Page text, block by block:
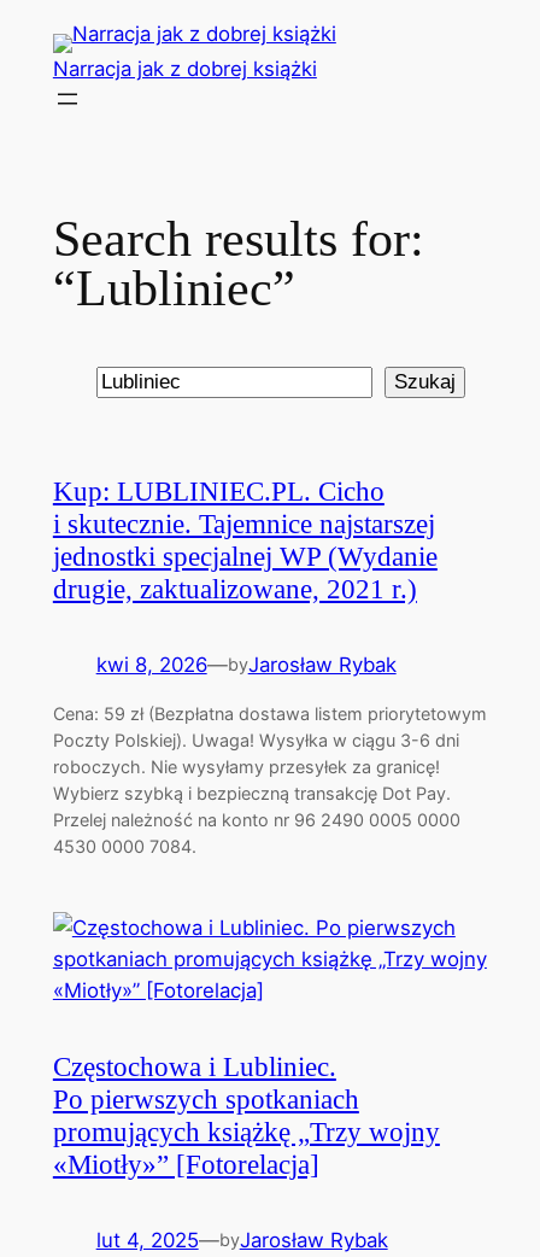
Przejdź
treści
Narracja jak z dobrej książki
Search results for:
“Lubliniec”
Szukaj Szukaj
Kup: LUBLINIEC.PL. Cicho
i skutecznie. Tajemnice najstarszej
jednostki specjalnej WP (Wydanie
drugie, zaktualizowane, 2021 r.)
kwi 8, 2026—byJarosław Rybak
Cena: 59 zł (Bezpłatna dostawa listem priorytetowym
Poczty Polskiej). Uwaga! Wysyłka w ciągu 3-6 dni
roboczych. Nie wysyłamy przesyłek za granicę!
Wybierz szybką i bezpieczną transakcję Dot Pay.
Przelej należność na konto nr 96 2490 0005 0000
4530 0000 7084.
Częstochowa i Lubliniec.
Po pierwszych spotkaniach
promujących książkę „Trzy wojny
«Miotły»” [Fotorelacja]
lut 4, 2025—byJarosław Rybak